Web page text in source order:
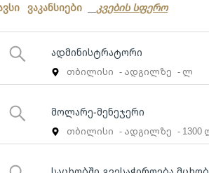
ვაკანსიები კვების სფერო
ადმინისტრატორი
თბილისი - ადგილზე - ლ
მოლარე-მენეჯერი
თბილისი - ადგილზე - 1300